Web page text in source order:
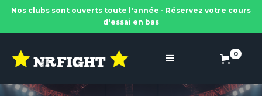
Nos clubs sont ouverts toute l'année - Réservez votre cours
d'essai en bas
0